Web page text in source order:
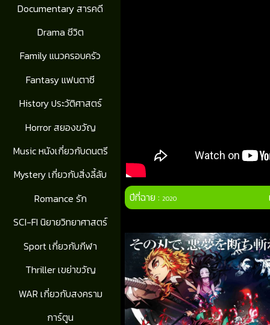
Documentary สารคดี
Drama ชีวิต
Family แนวครอบครัว
Fantasy แฟนตาซี
History ประวัติศาสตร์
Horror สยองขวัญ
Music หนังเกี่ยวกับดนตรี
Mystery เกี่ยวกับสิ่งลี้ลับ
Romance รัก
SCI-FI นิยายวิทยาศาสตร์
Sport เกี่ยวกับกีฬา
Thriller เขย่าขวัญ
WAR เกี่ยวกับสงคราม
การ์ตูน
ปีที่ฉาย :2020